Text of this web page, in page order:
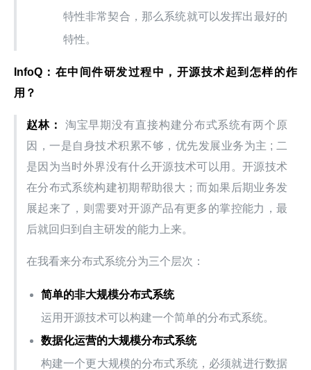
特性非常契合，那么系统就可以发挥出最好的
特性。
InfoQ：在中间件研发过程中，开源技术起到怎样的作
用？
赵林：
淘宝早期没有直接构建分布式系统有两个原
因，一是自身技术积累不够，优先发展业务为主 ; 二
是因为当时外界没有什么开源技术可以用。开源技术
在分布式系统构建初期帮助很大；而如果后期业务发
展起来了，则需要对开源产品有更多的掌控能力，最
后就回归到自主研发的能力上来。
在我看来分布式系统分为三个层次：
简单的非大规模分布式系统
运用开源技术可以构建一个简单的分布式系统。
数据化运营的大规模分布式系统
构建一个更大规模的分布式系统，必须就进行数据